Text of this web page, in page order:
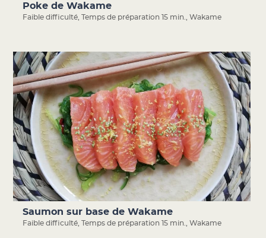
Poke de Wakame
Faible difficulté ,Temps de préparation 15 min. ,Wakame
Saumon sur base de Wakame
Faible difficulté ,Temps de préparation 15 min. ,Wakame